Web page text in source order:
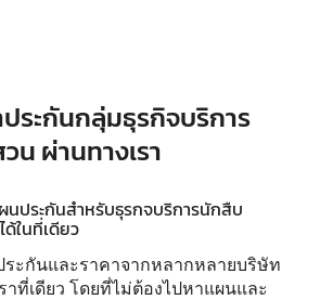
ระกันกลุ่มธุรกิจบริการ
ผ่านทางเรา
นประกันสำหรับธุรกจบริการนักสืบ
ในที่เดียว
ระกันและราคาจากหลากหลายบริษัท
าที่เดียว โดยที่ไม่ต้องไปหาแผนและ